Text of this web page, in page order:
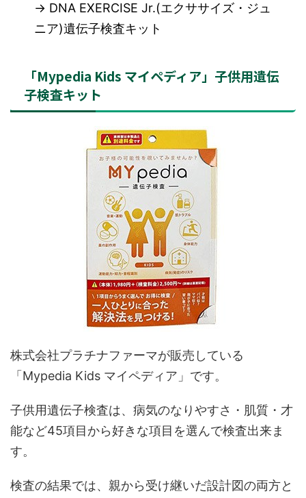
→ DNA EXERCISE Jr.(エクササイズ・ジュ
ニア)遺伝子検査キット
「Mypedia Kids マイペディア」子供用遺伝
子検査キット
株式会社プラチナファーマが販売している
「Mypedia Kids マイペディア」です。
子供用遺伝子検査は、病気のなりやすさ・肌質・才
能など45項目から好きな項目を選んで検査出来ま
す。
検査の結果では、親から受け継いだ設計図の両方と